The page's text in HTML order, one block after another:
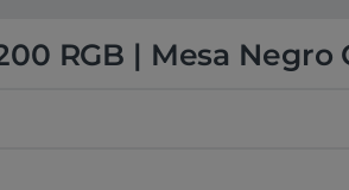
RGB | Mesa Negro